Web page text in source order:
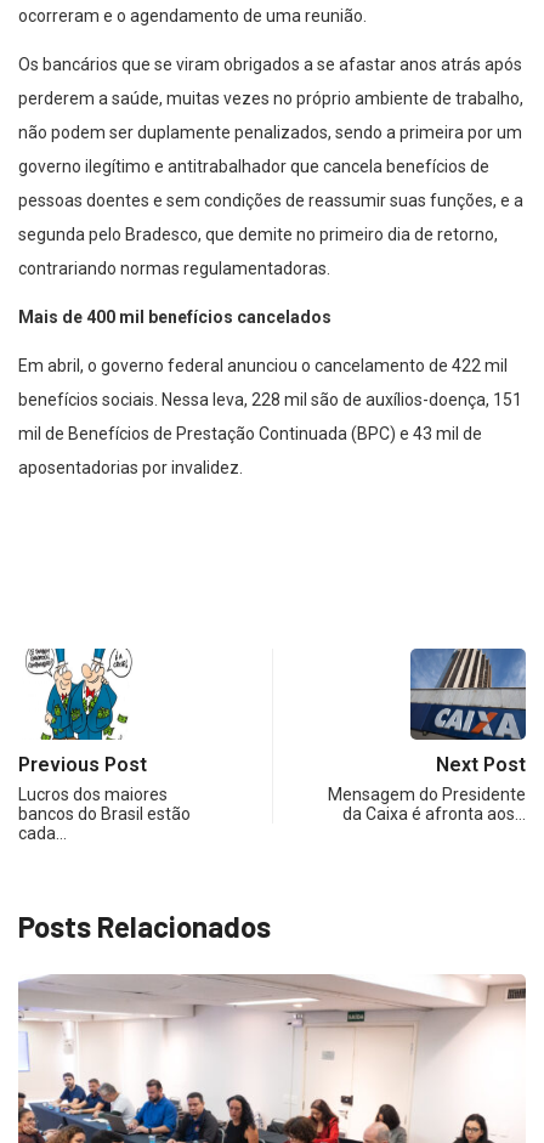
ocorreram e o agendamento de uma reunião.
Os bancários que se viram obrigados a se afastar anos atrás após
perderem a saúde, muitas vezes no próprio ambiente de trabalho,
não podem ser duplamente penalizados, sendo a primeira por um
governo ilegítimo e antitrabalhador que cancela benefícios de
pessoas doentes e sem condições de reassumir suas funções, e a
segunda pelo Bradesco, que demite no primeiro dia de retorno,
contrariando normas regulamentadoras.
Mais de 400 mil benefícios cancelados
Em abril, o governo federal anunciou o cancelamento de 422 mil
benefícios sociais. Nessa leva, 228 mil são de auxílios-doença, 151
mil de Benefícios de Prestação Continuada (BPC) e 43 mil de
aposentadorias por invalidez.
Previous Post
Lucros dos maiores
bancos do Brasil estão
cada…
Next Post
Mensagem do Presidente
da Caixa é afronta aos…
Posts Relacionados